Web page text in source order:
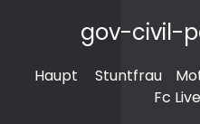
gov-civil-
Haupt Stuntfrau
Fc